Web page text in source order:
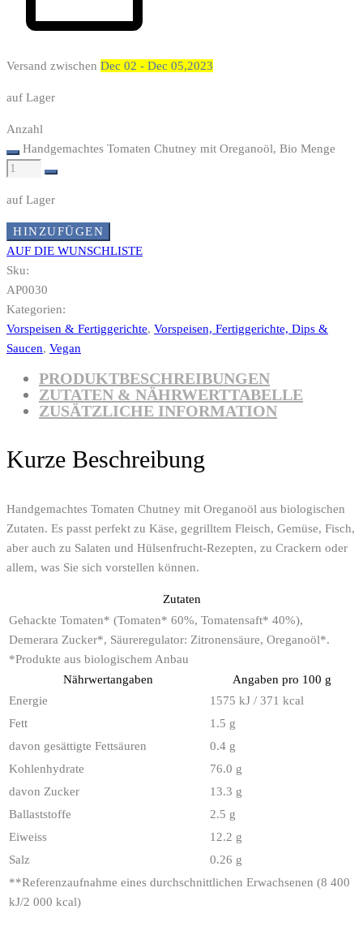
Versand zwischen Dec 02 - Dec 05,2023
auf Lager
Anzahl
Handgemachtes Tomaten Chutney mit Oreganoöl, Bio Menge
auf Lager
HINZUFÜGEN
AUF DIE WUNSCHLISTE
Sku:
AP0030
Kategorien:
Vorspeisen & Fertiggerichte, Vorspeisen, Fertiggerichte, Dips &
Saucen, Vegan
PRODUKTBESCHREIBUNGEN
ZUTATEN & NÄHRWERTTABELLE
ZUSÄTZLICHE INFORMATION
Kurze Beschreibung
Handgemachtes Tomaten Chutney mit Oreganoöl aus biologischen
Zutaten. Es passt perfekt zu Käse, gegrilltem Fleisch, Gemüse, Fisch,
aber auch zu Salaten und Hülsenfrucht-Rezepten, zu Crackern oder
allem, was Sie sich vorstellen können.
Zutaten
Gehackte Tomaten* (Tomaten* 60%, Tomatensaft* 40%),
Demerara Zucker*, Säureregulator: Zitronensäure, Oreganoöl*.
*Produkte aus biologischem Anbau
Nährwertangaben
Angaben pro 100 g
Energie
1575 kJ / 371 kcal
Fett
1.5 g
davon gesättigte Fettsäuren
0.4 g
Kohlenhydrate
76.0 g
davon Zucker
13.3 g
Ballaststoffe
2.5 g
Eiweiss
12.2 g
Salz
0.26 g
**Referenzaufnahme eines durchschnittlichen Erwachsenen (8 400
kJ/2 000 kcal)